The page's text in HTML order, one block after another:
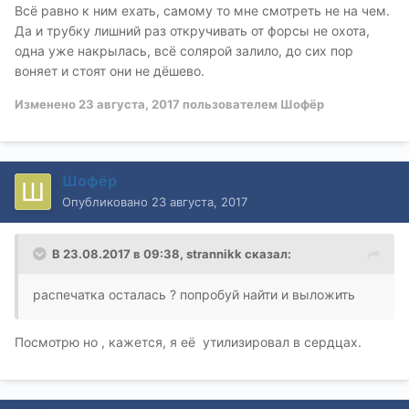
Всё равно к ним ехать, самому то мне смотреть не на чем.
Да и трубку лишний раз откручивать от форсы не охота,
одна уже накрылась, всё солярой залило, до сих пор
воняет и стоят они не дёшево.
Изменено 23 августа, 2017 пользователем Шофёр
Шофёр
Опубликовано 23 августа, 2017
В 23.08.2017 в 09:38, strannikk сказал:
распечатка осталась ? попробуй найти и выложить
Посмотрю но , кажется, я её утилизировал в сердцах.